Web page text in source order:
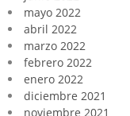
mayo 2022
abril 2022
marzo 2022
febrero 2022
enero 2022
diciembre 2021
noviembre 2021